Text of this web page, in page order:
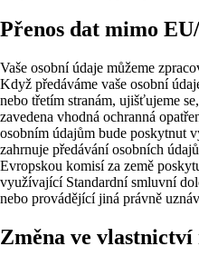
Přenos dat mimo
Vaše osobní údaje můžeme
Když předáváme vaše osobní
nebo třetím stranám, ujišťujeme
zavedena vhodná ochranná
osobním údajům bude poskytnut
zahrnuje předávání osobních
Evropskou komisí za země
využívající Standardní smluvní
nebo provádějící jiná právně
Změna ve vlastnictví